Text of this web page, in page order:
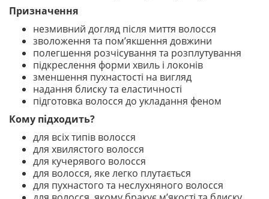
Призначення
незмивний догляд після миття волосся
зволоження та пом’якшення довжини
полегшення розчісування та розплутування
підкреслення форми хвиль і локонів
зменшення пухнастості на вигляд
надання блиску та еластичності
підготовка волосся до укладання феном
Кому підходить?
для всіх типів волосся
для хвилястого волосся
для кучерявого волосся
для волосся, яке легко плутається
для пухнастого та неслухняного волосся